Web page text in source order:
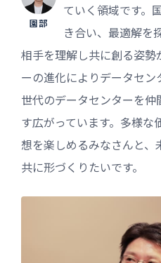
園部
ていく領域です。
き合い、最適解を
相手を理解し共に創る姿
ーの進化によりデータセ
世代のデータセンターを
す広がっています。多様
想を楽しめるみなさんと
共に形づくりたいです。